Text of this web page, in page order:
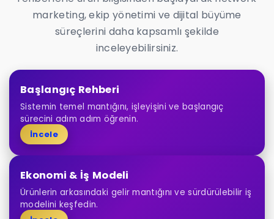
marketing, ekip yönetimi ve dijital büyüme
süreçlerini daha kapsamlı şekilde
inceleyebilirsiniz.
Başlangıç Rehberi
Sistemin temel mantığını, işleyişini ve başlangıç
sürecini adım adım öğrenin.
İncele
Ekonomi & İş Modeli
Ürünlerin arkasındaki gelir mantığını ve sürdürülebilir iş
modelini keşfedin.